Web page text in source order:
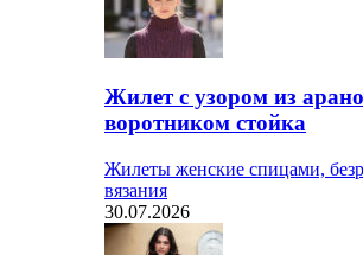
Жилет с узором из
воротником стойка
Жилеты женские спицами,
вязания
30.07.2026